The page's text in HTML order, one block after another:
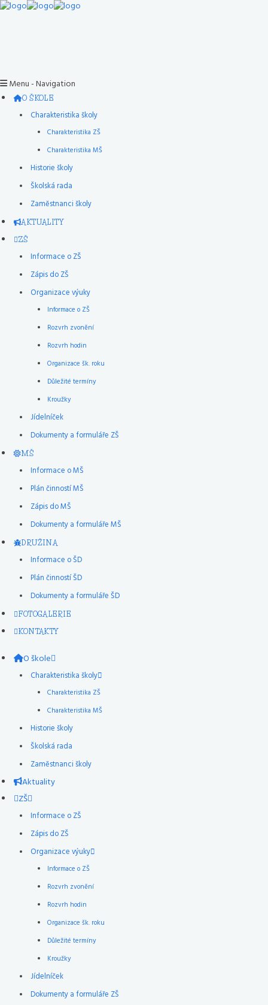
Menu -Navigation
O ŠKOLE
Charakteristika školy
Charakteristika ZŠ
Charakteristika MŠ
Historie školy
Školská rada
Zaměstnanci školy
AKTUALITY
ZŠ
Informace o ZŠ
Zápis do ZŠ
Organizace výuky
Informace o ZŠ
Rozvrh zvonění
Rozvrh hodin
Organizace šk. roku
Důležité termíny
Kroužky
Jídelníček
Dokumenty a formuláře ZŠ
MŠ
Informace o MŠ
Plán činností MŠ
Zápis do MŠ
Dokumenty a formuláře MŠ
DRUŽINA
Informace o ŠD
Plán činností ŠD
Dokumenty a formuláře ŠD
FOTOGALERIE
KONTAKTY
O škole
Charakteristika školy
Charakteristika ZŠ
Charakteristika MŠ
Historie školy
Školská rada
Zaměstnanci školy
Aktuality
ZŠ
Informace o ZŠ
Zápis do ZŠ
Organizace výuky
Informace o ZŠ
Rozvrh zvonění
Rozvrh hodin
Organizace šk. roku
Důležité termíny
Kroužky
Jídelníček
Dokumenty a formuláře ZŠ